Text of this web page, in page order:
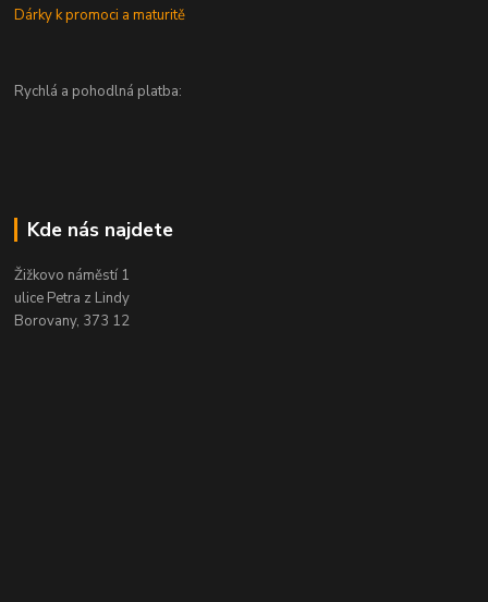
Dárky k promoci a maturitě
Rychlá a pohodlná platba:
Kde nás najdete
Žižkovo náměstí 1
ulice Petra z Lindy
Borovany, 373 12